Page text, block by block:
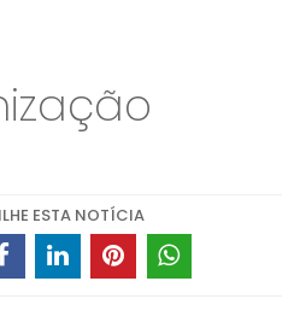
ESTA NOTÍCIA